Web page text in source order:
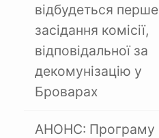
відбудеться перше
засідання комісії,
відповідальної за
декомунізацію у
Броварах
АНОНС: Програму